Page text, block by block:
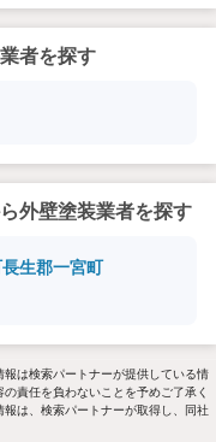
者を探す
外壁塗装業者を探す
長生郡一宮町
は検索パートナーが提供している情
責任を負わないことを予めご了承く
は、検索パートナーが取得し、同社